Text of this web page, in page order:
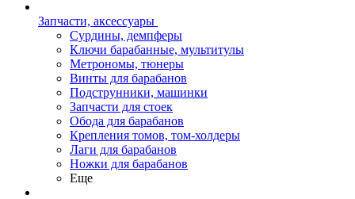
Запчасти, аксессуары
Сурдины, демпферы
Ключи барабанные, мультитулы
Метрономы, тюнеры
Винты для барабанов
Подструнники, машинки
Запчасти для стоек
Обода для барабанов
Крепления томов, том-холдеры
Лаги для барабанов
Ножки для барабанов
Еще